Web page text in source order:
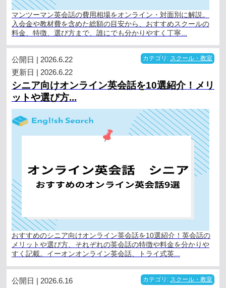
マンツーマン英会話の費用相場をオンライン・対面別に解説。
入会金や教材費を含めた総額の目安から、おすすめスクールの
料金、特徴、選び方まで、誰にでも分かりやすく丁寧...
公開日 | 2026.6.22
更新日 | 2026.6.22
カテゴリ: スクール・教室
シニア向けオンライン英会話を10選紹介！メリ
ットや選び方...
おすすめのシニア向けオンライン英会話を10選紹介！英会話の
メリットや選び方、それぞれの英会話の特徴や料金を分かりや
すく記載。イーオンオンライン英会話、トライ式英...
公開日 | 2026.6.16
カテゴリ: スクール・教室